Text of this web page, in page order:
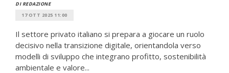
DI REDAZIONE
17 OTT 2025 11:00
Il settore privato italiano si prepara a giocare un ruolo
decisivo nella transizione digitale, orientandola verso
modelli di sviluppo che integrano profitto, sostenibilità
ambientale e valore...